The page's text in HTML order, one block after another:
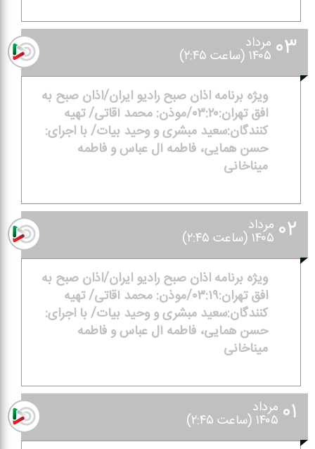
۰۳ مرداد
۱۴۰۵ (ساعت ۲:۴۵)
ویژه برنامه اذان صبح رادیو ایران/اذان صبح به
افق تهران:۰۳:۲۰/موذن: محمد آقاتی/ تهیه
كنندگان:سعید مبشری و وحید بیات/ با اجرای:
حسن همایی، فاطمه آل عباس و فاطمه
میناخانی
۰۲ مرداد
۱۴۰۵ (ساعت ۲:۴۵)
ویژه برنامه اذان صبح رادیو ایران/اذان صبح به
افق تهران:۰۳:۱۹/موذن: محمد آقاتی/ تهیه
كنندگان:سعید مبشری و وحید بیات/ با اجرای:
حسن همایی، فاطمه آل عباس و فاطمه
میناخانی
۰۱ مرداد
۱۴۰۵ (ساعت ۲:۴۵)